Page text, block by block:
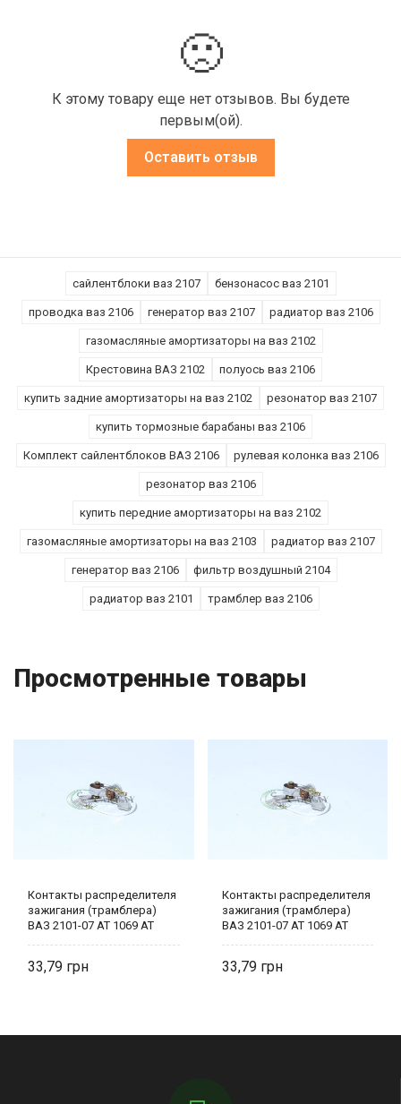
🙁
К этому товару еще нет отзывов. Вы будете
первым(ой).
Оставить отзыв
сайлентблоки ваз 2107 бензонасос ваз 2101
проводка ваз 2106 генератор ваз 2107 радиатор ваз 2106
газомасляные амортизаторы на ваз 2102
Крестовина ВАЗ 2102 полуось ваз 2106
купить задние амортизаторы на ваз 2102 резонатор ваз 2107
купить тормозные барабаны ваз 2106
Комплект сайлентблоков ВАЗ 2106 рулевая колонка ваз 2106
резонатор ваз 2106
купить передние амортизаторы на ваз 2102
газомасляные амортизаторы на ваз 2103 радиатор ваз 2107
генератор ваз 2106 фильтр воздушный 2104
радиатор ваз 2101 трамблер ваз 2106
Просмотренные товары
Контакты распределителя
зажигания (трамблера)
ВАЗ 2101-07 AT 1069 AT
33,79
Контакты распределителя
зажигания (трамблера)
ВАЗ 2101-07 AT 1069 AT
33,79